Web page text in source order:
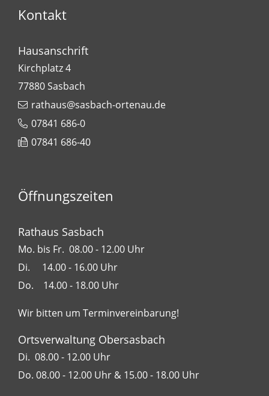
Kontakt
Hausanschrift
Kirchplatz 4
77880Sasbach
rathaus@sasbach-ortenau.de
07841 686-0
07841 686-40
Öffnungszeiten
Rathaus Sasbach
Mo. bis Fr. 08.00 - 12.00 Uhr
Di. 14.00 - 16.00 Uhr
Do. 14.00 - 18.00 Uhr
Wir bitten um Terminvereinbarung!
Ortsverwaltung Obersasbach
Di. 08.00 - 12.00 Uhr
Do. 08.00 - 12.00 Uhr & 15.00 - 18.00 Uhr